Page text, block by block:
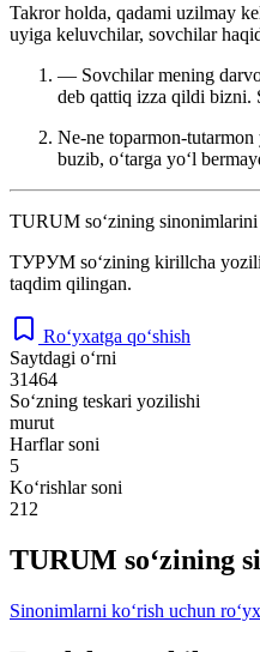
Takror holda, qadami uzilmay
uyiga keluvchilar, sovchilar
— Sovchilar mening
deb qattiq izza qildi bizni.
Ne-ne toparmon-
buzib, oʻtarga yoʻl
TURUM so‘zining sinonimlarini
ТУРУМ so‘zining kirillcha
taqdim qilingan.
Ro‘yxatga qo‘shish
Saytdagi o‘rni
31464
So‘zning teskari yozilishi
murut
Harflar soni
5
Ko‘rishlar soni
212
TURUM so‘zining
Sinonimlarni ko‘rish uchun